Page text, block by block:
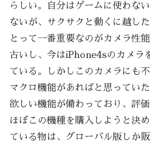
らしい。自分はゲームに使わな
ないが、サクサクと動くに越し
とって一番重要なのがカメラ性
古いし、今はiPhone4sのカメラ
ている。しかしこのカメラにも
マクロ機能があればと思ってい
欲しい機能が備わっており、評
ほぼこの機種を購入しようと決
ている物は、グローバル版しか